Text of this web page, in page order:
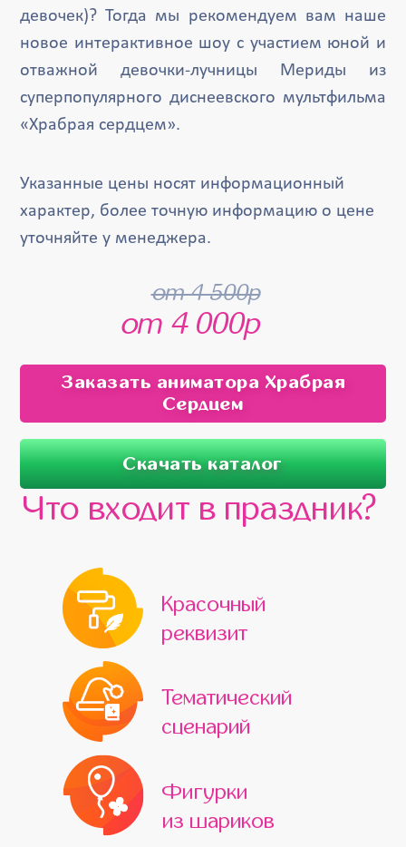
девочек)? Тогда мы рекомендуем вам наше
новое интерактивное шоу с участием юной и
отважной девочки-лучницы Мериды из
суперпопулярного диснеевского мультфильма
«Храбрая сердцем».
Указанные цены носят информационный
характер, более точную информацию о цене
уточняйте у менеджера.
от 4 500р
от 4 000р
Заказать аниматора Храбрая
Сердцем
Скачать каталог
Что входит в праздник?
Красочный
реквизит
Тематический
сценарий
Фигурки
из шариков